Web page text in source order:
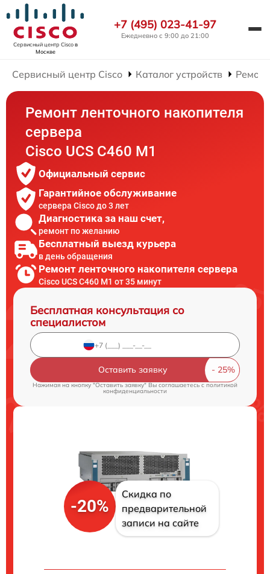
Сервисный центр Ciscoв
Москве
+7 (495) 023-41-97
Ежедневно с 9:00 до 21:00
Сервисный центр Cisco Каталог устройств
Ремонт ленточного накопителя
сервера
Cisco UCS C460 M1
Официальный сервис
Гарантийное обслуживание
сервера Cisco до 3 лет
Диагностика за наш счет,
ремонт по желанию
Бесплатный выезд курьера
в день обращения
Ремонт ленточного накопителя сервера
Cisco UCS C460 M1 от 35 минут
Бесплатная консультация со
специалистом
Оставить заявку
Нажимая на кнопку "Оставить заявку" Вы соглашаетесь cполитикой
конфиденциальности
-20%
Скидка по
предварительной
записи на сайте